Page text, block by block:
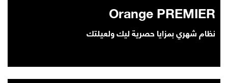
Orange PREMIER
نظام شهري بمزايا حصرية ليك ولعيلتك